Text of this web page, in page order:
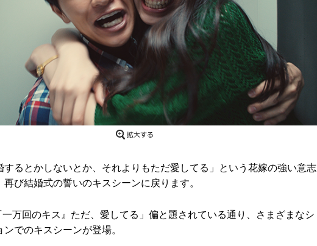
するとかしないとか、それよりもただ愛してる」という花嫁の強い意志
再び結婚式の誓いのキスシーンに戻ります。
一万回のキス』ただ、愛してる」偏と題されている通り、さまざまなシ
でのキスシーンが登場。